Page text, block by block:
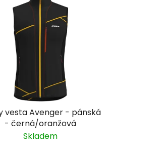
vesta Avenger - pánská
- černá/oranžová
Skladem